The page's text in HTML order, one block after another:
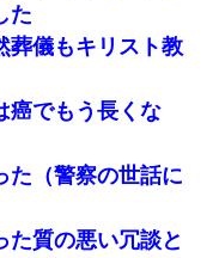
た
葬儀もキリスト教
癌でもう長くな
た（警察の世話に
た質の悪い冗談と